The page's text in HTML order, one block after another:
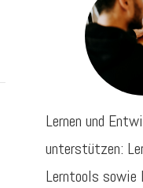
Lernen und
unterstützen:
Lerntools sowie